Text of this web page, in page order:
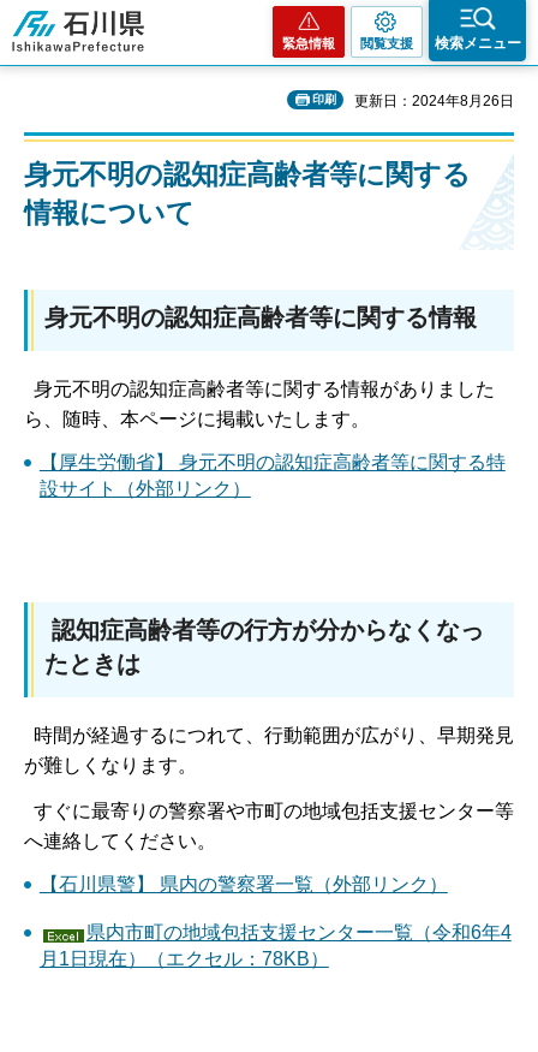
石川県
緊急情報 閲覧支援 検索メニュー
印刷 更新日：2024年8月26日
身元不明の認知症高齢者等に関する
情報について
身元不明の認知症高齢者等に関する情報
身元不明の認知症高齢者等に関する情報がありました
ら、随時、本ページに掲載いたします。
【厚生労働省】 身元不明の認知症高齢者等に関する特
設サイト（外部リンク）
認知症高齢者等の行方が分からなくなっ
たときは
時間が経過するにつれて、行動範囲が広がり、早期発見
が難しくなります。
すぐに最寄りの警察署や市町の地域包括支援センター等
へ連絡してください。
【石川県警】 県内の警察署一覧（外部リンク）
県内市町の地域包括支援センター一覧（令和6年4
月1日現在）（エクセル：78KB）